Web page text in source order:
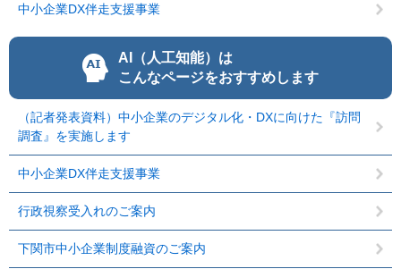
中小企業DX伴走支援事業
AI（人工知能）は
こんなページをおすすめします
（記者発表資料）中小企業のデジタル化・DXに向けた『訪問
調査』を実施します
中小企業DX伴走支援事業
行政視察受入れのご案内
下関市中小企業制度融資のご案内